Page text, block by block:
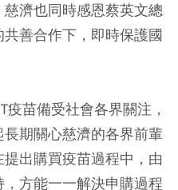
濟也同時感恩蔡英文總
善合作下，即時保護國
苗備受社會各界關注，
期關心慈濟的各界前輩
出購買疫苗過程中，由
方能一一解決申購過程